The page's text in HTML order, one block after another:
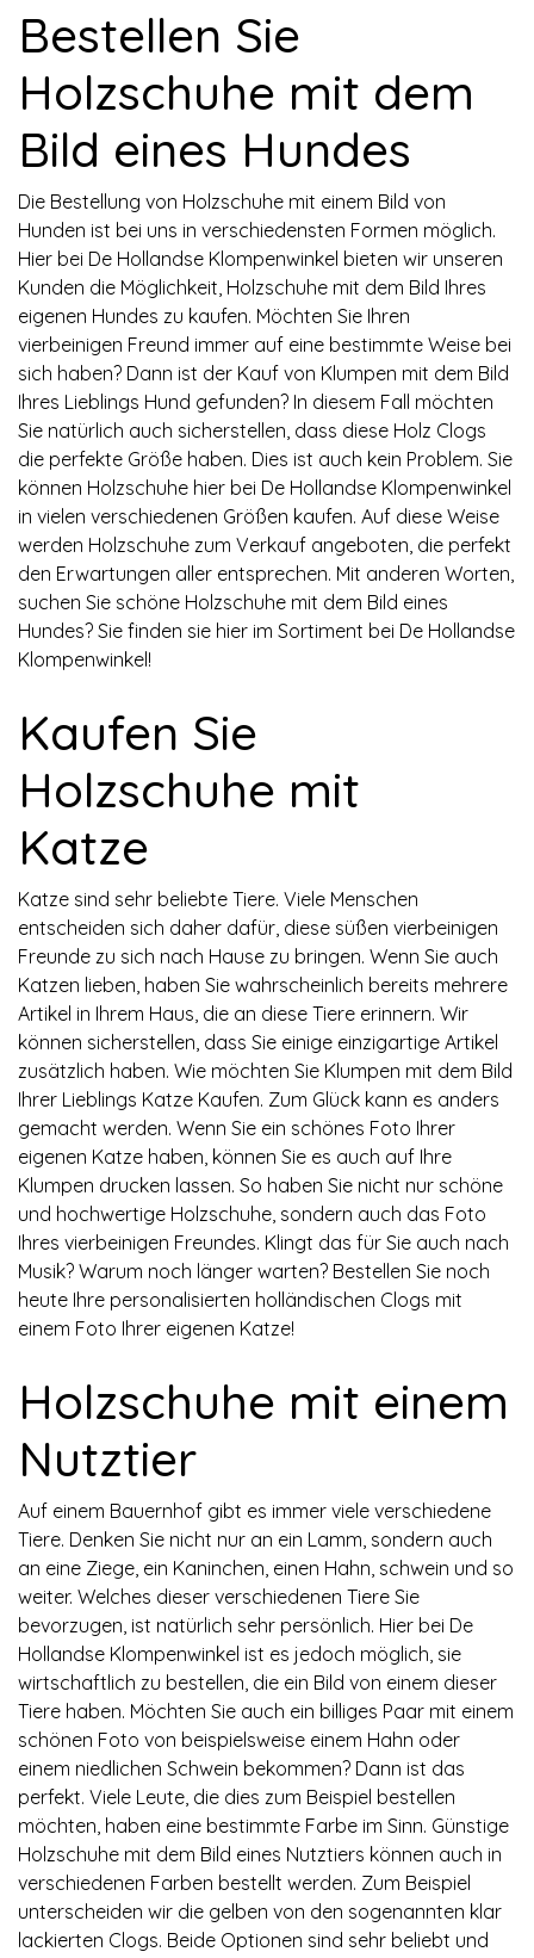
Bestellen Sie
Holzschuhe mit dem
Bild eines Hundes
Die Bestellung von Holzschuhe mit einem Bild von
Hunden ist bei uns in verschiedensten Formen möglich.
Hier bei De Hollandse Klompenwinkel bieten wir unseren
Kunden die Möglichkeit, Holzschuhe mit dem Bild Ihres
eigenen Hundes zu kaufen. Möchten Sie Ihren
vierbeinigen Freund immer auf eine bestimmte Weise bei
sich haben? Dann ist der Kauf von Klumpen mit dem Bild
Ihres Lieblings Hund gefunden? In diesem Fall möchten
Sie natürlich auch sicherstellen, dass diese Holz Clogs
die perfekte Größe haben. Dies ist auch kein Problem. Sie
können Holzschuhe hier bei De Hollandse Klompenwinkel
in vielen verschiedenen Größen kaufen. Auf diese Weise
werden Holzschuhe zum Verkauf angeboten, die perfekt
den Erwartungen aller entsprechen. Mit anderen Worten,
suchen Sie schöne Holzschuhe mit dem Bild eines
Hundes? Sie finden sie hier im Sortiment bei De Hollandse
Klompenwinkel!
Kaufen Sie
Holzschuhe mit
Katze
Katze sind sehr beliebte Tiere. Viele Menschen
entscheiden sich daher dafür, diese süßen vierbeinigen
Freunde zu sich nach Hause zu bringen. Wenn Sie auch
Katzen lieben, haben Sie wahrscheinlich bereits mehrere
Artikel in Ihrem Haus, die an diese Tiere erinnern. Wir
können sicherstellen, dass Sie einige einzigartige Artikel
zusätzlich haben. Wie möchten Sie Klumpen mit dem Bild
Ihrer Lieblings Katze Kaufen. Zum Glück kann es anders
gemacht werden. Wenn Sie ein schönes Foto Ihrer
eigenen Katze haben, können Sie es auch auf Ihre
Klumpen drucken lassen. So haben Sie nicht nur schöne
und hochwertige Holzschuhe, sondern auch das Foto
Ihres vierbeinigen Freundes. Klingt das für Sie auch nach
Musik? Warum noch länger warten? Bestellen Sie noch
heute Ihre personalisierten holländischen Clogs mit
einem Foto Ihrer eigenen Katze!
Holzschuhe mit einem
Nutztier
Auf einem Bauernhof gibt es immer viele verschiedene
Tiere. Denken Sie nicht nur an ein Lamm, sondern auch
an eine Ziege, ein Kaninchen, einen Hahn, schwein und so
weiter. Welches dieser verschiedenen Tiere Sie
bevorzugen, ist natürlich sehr persönlich. Hier bei De
Hollandse Klompenwinkel ist es jedoch möglich, sie
wirtschaftlich zu bestellen, die ein Bild von einem dieser
Tiere haben. Möchten Sie auch ein billiges Paar mit einem
schönen Foto von beispielsweise einem Hahn oder
einem niedlichen Schwein bekommen? Dann ist das
perfekt. Viele Leute, die dies zum Beispiel bestellen
möchten, haben eine bestimmte Farbe im Sinn. Günstige
Holzschuhe mit dem Bild eines Nutztiers können auch in
verschiedenen Farben bestellt werden. Zum Beispiel
unterscheiden wir die gelben von den sogenannten klar
lackierten Clogs. Beide Optionen sind sehr beliebt und